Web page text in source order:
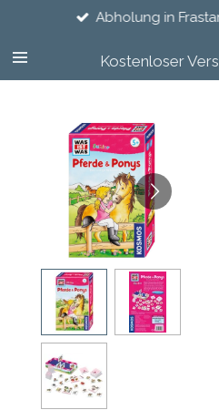
springen
Kostenloser
Abholung in